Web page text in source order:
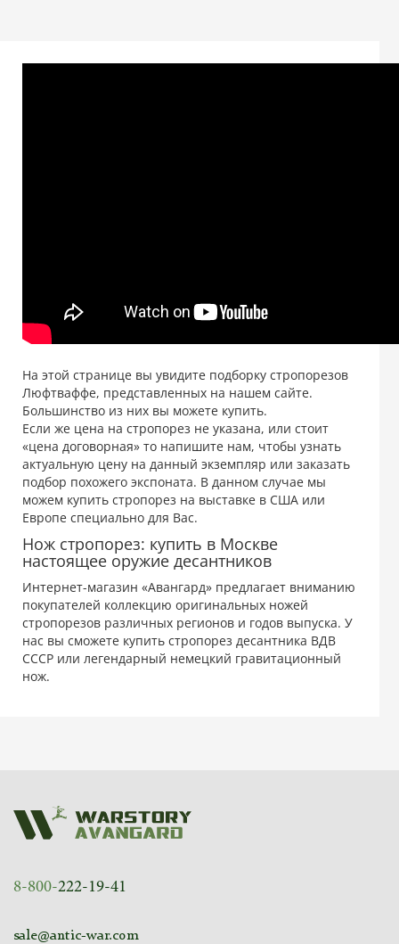
На этой странице вы увидите подборку стропорезов
Люфтваффе, представленных на нашем сайте.
Большинство из них вы можете купить.
Если же цена на стропорез не указана, или стоит
«цена договорная» то напишите нам, чтобы узнать
актуальную цену на данный экземпляр или заказать
подбор похожего экспоната. В данном случае мы
можем купить стропорез на выставке в США или
Европе специально для Вас.
Нож стропорез: купить в Москве
настоящее оружие десантников
Интернет-магазин «Авангард» предлагает вниманию
покупателей коллекцию оригинальных ножей
стропорезов различных регионов и годов выпуска. У
нас вы сможете купить стропорез десантника ВДВ
СССР или легендарный немецкий гравитационный
нож.
8-800-222-19-41
sale@antic-war.com